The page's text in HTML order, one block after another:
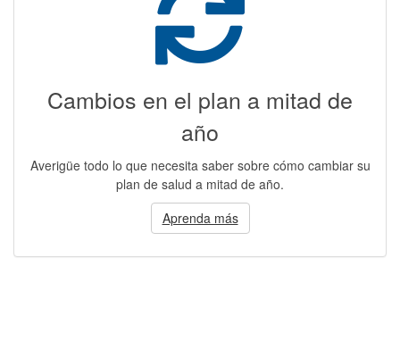
Cambios en el plan a mitad de
año
Averigüe todo lo que necesita saber sobre cómo cambiar su
plan de salud a mitad de año.
Aprenda más